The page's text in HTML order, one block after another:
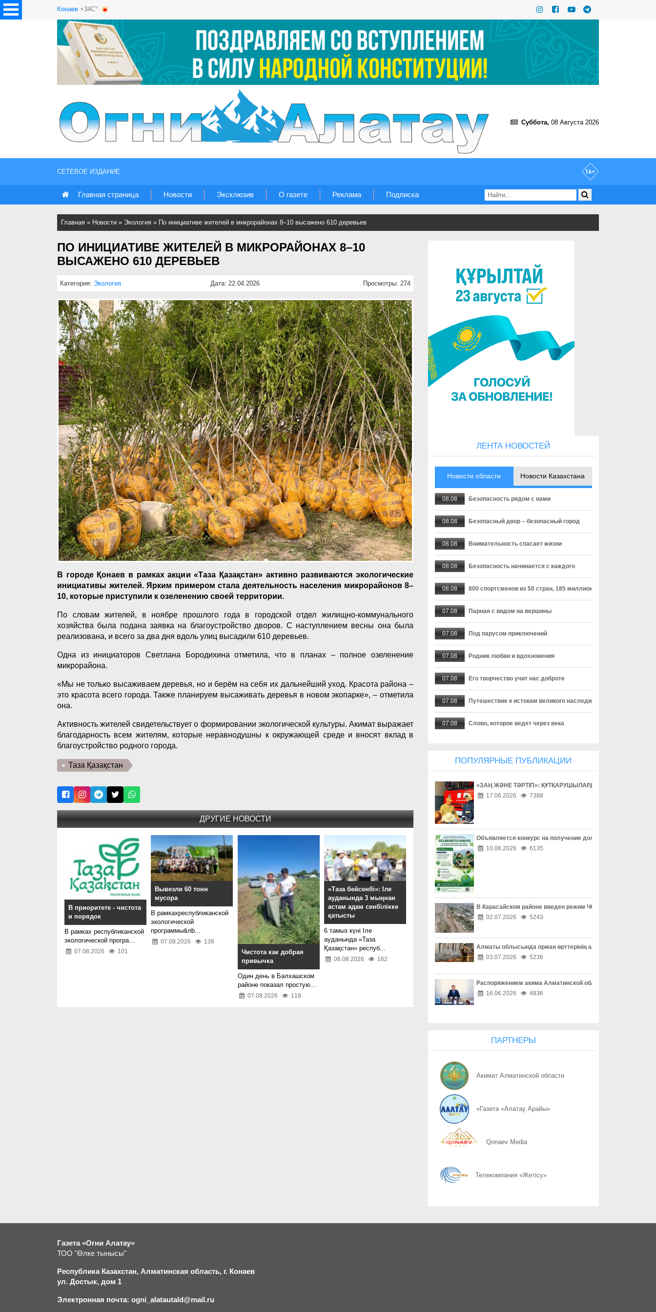
Конаев +34C°
Суббота, 08 Августа 2026
СЕТЕВОЕ ИЗДАНИЕ
Главная страница Новости Эксклюзив О газете Реклама Подписка
Главная » Новости » Экология » По инициативе жителей в микрорайонах 8–10 высажено 610 деревьев
ПО ИНИЦИАТИВЕ ЖИТЕЛЕЙ В МИКРОРАЙОНАХ 8–10
ВЫСАЖЕНО 610 ДЕРЕВЬЕВ
Категория: Экология Дата: 22.04.2026 Просмотры: 274
В городе Қонаев в рамках акции «Таза Қазақстан» активно развиваются экологические
инициативы жителей. Ярким примером стала деятельность населения микрорайонов 8–
10, которые приступили к озеленению своей территории.
По словам жителей, в ноябре прошлого года в городской отдел жилищно-коммунального
хозяйства была подана заявка на благоустройство дворов. С наступлением весны она была
реализована, и всего за два дня вдоль улиц высадили 610 деревьев.
Одна из инициаторов Светлана Бородихина отметила, что в планах – полное озеленение
микрорайона.
«Мы не только высаживаем деревья, но и берём на себя их дальнейший уход. Красота района –
это красота всего города. Также планируем высаживать деревья в новом экопарке», – отметила
она.
Активность жителей свидетельствует о формировании экологической культуры. Акимат выражает
благодарность всем жителям, которые неравнодушны к окружающей среде и вносят вклад в
благоустройство родного города.
Таза Қазақстан
ДРУГИЕ НОВОСТИ
В приоритете - чистота
и порядок
В рамках республиканской
экологической програ...
07.08.2026 101
Вывезли 60 тонн
мусора
В рамкахреспубликанской
экологической
программы&nb...
07.08.2026 138
Чистота как добрая
привычка
Один день в Балхашском
районе показал простую...
07.08.2026 118
«Таза бейсенбі»: Іле
ауданында 3 мыңнан
астам адам сенбілікке
қатысты
6 тамыз күні Іле
ауданында «Таза
Қазақстан» респуб...
06.08.2026 162
ЛЕНТА НОВОСТЕЙ
Новости области Новости Казахстана
08.08 Безопасность рядом с нами
08.08 Безопасный двор – безопасный город
08.08 Внимательность спасает жизни
08.08 Безопасность начинается с каждого
08.08 800 спортсменов из 50 стран, 185 миллионов просмотров
07.08 Парная с видом на вершины
07.08 Под парусом приключений
07.08 Родник любви и вдохновения
07.08 Его творчество учит нас доброте
07.08 Путешествие к истокам великого наследия
07.08 Слово, которое ведет через века
07.08 Цифровая трансформация региона
07.08 Земля щедра к трудолюбивым
07.08 Профилактика дает результат
07.08 Создаются необходимые условия
07.08 Экотуризм с сельским колоритом
07.08 Акция добра и помощи
07.08 Урожайный сезон для местных аграриев
07.08 Драйвер развития экономики
07.08 Защита детей требует совместных действий
У граждан высокие ожидания от выборов в Курултай – опрос
07.08
07.08 Более 100 объектов планируется построить в Алматинской
ПОПУЛЯРНЫЕ ПУБЛИКАЦИИ
«ЗАҢ ЖӘНЕ ТӘРТІП»: ҚҰТҚАРУШЫЛАРДЫҢ ЕҢБЕГІМЕН
17.06.2026
7388
Объявляется конкурс на получение долгосрочного гранта
10.06.2026
6135
В Карасайском районе введен режим ЧС местного масштаба
02.07.2026
5243
Алматы облысында орман өрттерінің алдын алу жұмыстары
03.07.2026
5236
Распоряжением акима Алматинской области Куаныш
16.06.2026
4836
ПАРТНЕРЫ
Акимат Алматинской области
«Газета «Алатау Арайы»
Qonaev Media
Телекомпания «Жетісу»
Газета «Огни Алатау»
ТОО "Өлке тынысы"
Республика Казахстан, Алматинская область, г. Конаев
ул. Достык, дом 1
Электронная почта: ogni_alatautald@mail.ru